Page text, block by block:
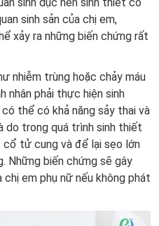
sinh sản của chị em,
xảy ra những biến chứng rất
nhiễm trùng hoặc chảy máu
nhân phải thực hiện sinh
thể có khả năng sảy thai và
do trong quá trình sinh thiết
tử cung và để lại sẹo lớn
Những biến chứng sẽ gây
em phụ nữ nếu không phát